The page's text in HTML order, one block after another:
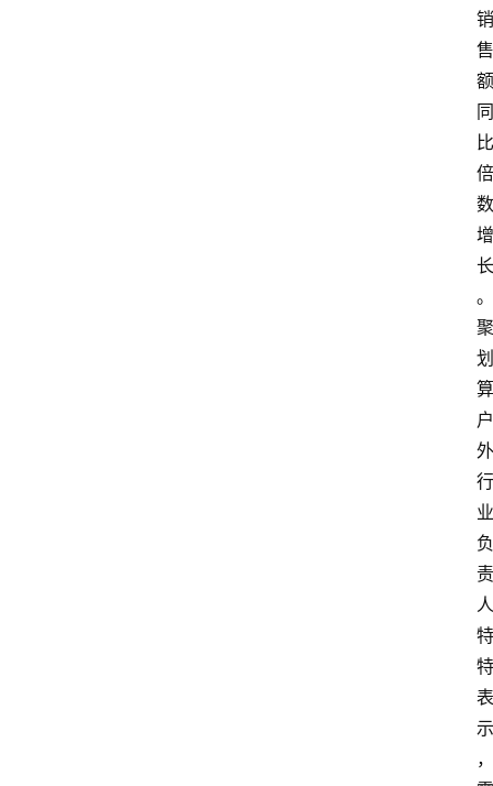
销
售
额
同
比
倍
数
增
长
。
聚
划
算
户
外
行
业
负
责
人
特
特
表
示
，